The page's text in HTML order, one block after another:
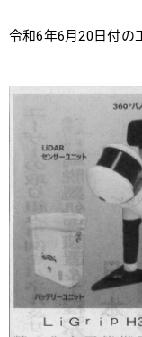
令和6年6月20日付の